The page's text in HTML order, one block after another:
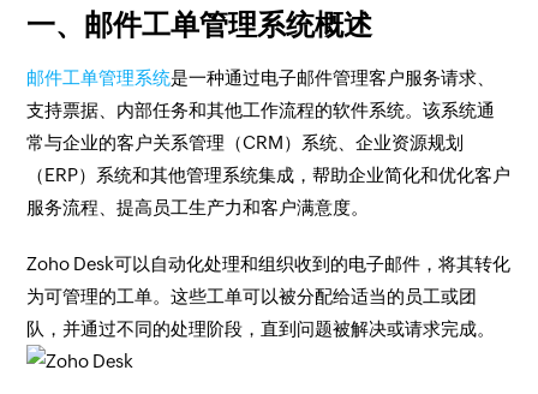
一、邮件工单管理系统概述
邮件工单管理系统是一种通过电子邮件管理客户服务请求、
支持票据、内部任务和其他工作流程的软件系统。该系统通
常与企业的客户关系管理（CRM）系统、企业资源规划
（ERP）系统和其他管理系统集成，帮助企业简化和优化客户
服务流程、提高员工生产力和客户满意度。
Zoho Desk可以自动化处理和组织收到的电子邮件，将其转化
为可管理的工单。这些工单可以被分配给适当的员工或团
队，并通过不同的处理阶段，直到问题被解决或请求完成。